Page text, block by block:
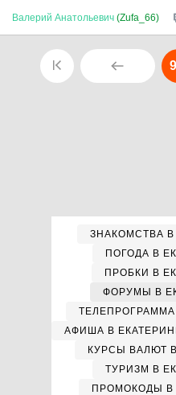
Валерий Анатольевич (Zufa_66)
ЗНАКОМСТВА В
ПОГОДА В
ПРОБКИ В
ФОРУМЫ В
АФИША В
КУРСЫ ВАЛЮТ
ТУРИЗМ В
ПРОМОКОДЫ В